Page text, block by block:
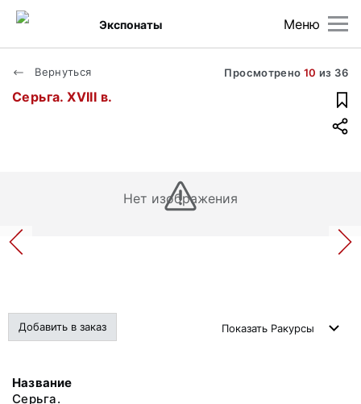
Меню
Экспонаты
Вернуться Просмотрено 10 из 36
Серьга. XVIII в.
Нет изображения
Добавить в заказ Показать Ракурсы
Название
Серьга.